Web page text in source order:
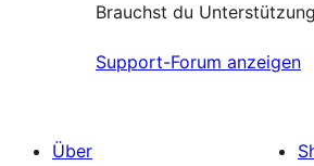
Brauchst du
Support-Forum anzeigen
Über